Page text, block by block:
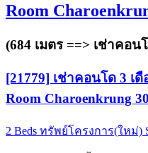
Room
(684 เมตร ==> เช่าคอน
[21779] เช่าคอนโด 3 เ
Room Charoenkrung
2 Beds ทรัพย์โครงการ(ใหม่)